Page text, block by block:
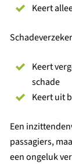
Keert
Keert
schade
Keert uit
Een
passagiers,
een ongeluk